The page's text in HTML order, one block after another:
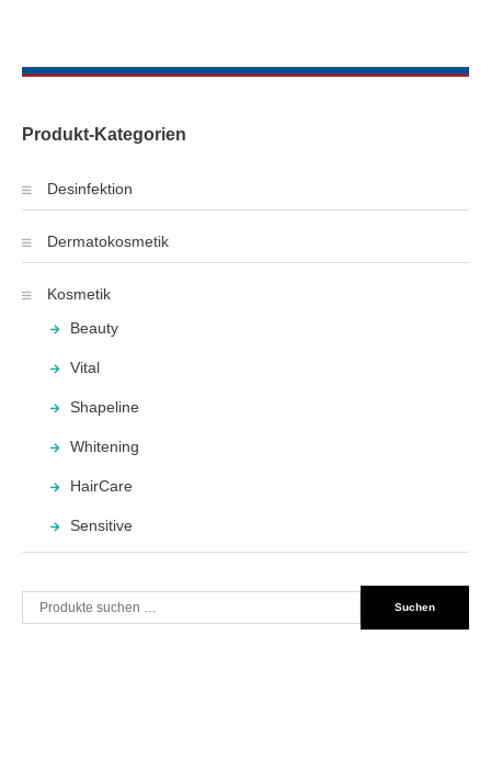
Produkt-Kategorien
Desinfektion
Dermatokosmetik
Kosmetik
Beauty
Vital
Shapeline
Whitening
HairCare
Sensitive
Suche
nach:
Suchen